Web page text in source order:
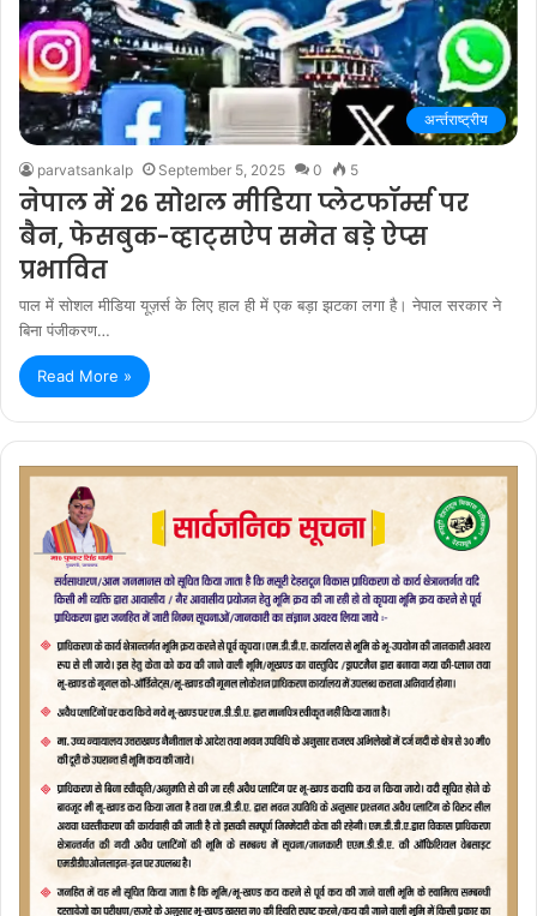
अर्न्तराष्ट्रीय
parvatsankalp September 5, 2025 0 5
नेपाल में 26 सोशल मीडिया प्लेटफॉर्म्स पर
बैन, फेसबुक-व्हाट्सऐप समेत बड़े ऐप्स
प्रभावित
पाल में सोशल मीडिया यूज़र्स के लिए हाल ही में एक बड़ा झटका लगा है। नेपाल सरकार ने
बिना पंजीकरण…
Read More »